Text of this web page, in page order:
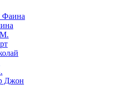
Фаина
Джон